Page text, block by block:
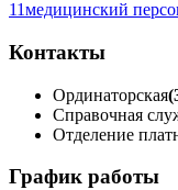
11медицинский
Контакты
Ординаторская
Справочная
Отделение
График работы